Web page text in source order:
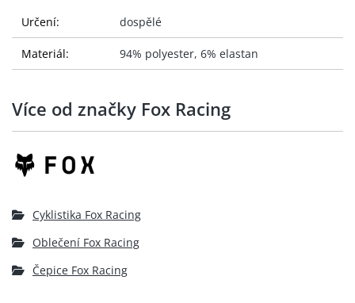
Určení: dospělé
Materiál: 94% polyester, 6% elastan
Více od značky Fox Racing
Cyklistika Fox Racing
Oblečení Fox Racing
Čepice Fox Racing